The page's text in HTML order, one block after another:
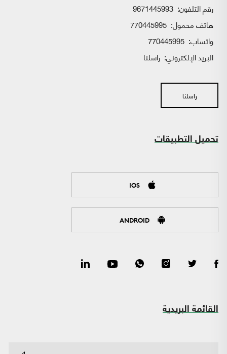
رقم التلفون: 9671445993
هاتف محمول: 770445995
واتساب:
البريد الإلكتروني: راسلنا
راسلنا
تحميل التطبيقات
IOS
ANDROID
القائمة البريدية